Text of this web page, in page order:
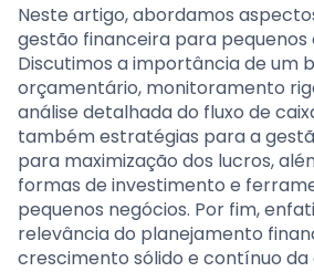
Neste artigo, abordamos
gestão financeira para
Discutimos a importância de um
orçamentário, monitoramento
análise detalhada do fluxo de
também estratégias para a
para maximização dos lucros,
formas de investimento e
pequenos negócios. Por fim,
relevância do planejamento
crescimento sólido e contínuo da